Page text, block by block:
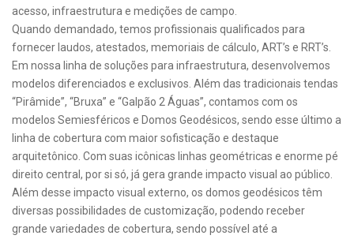
acesso, infraestrutura e medições de campo.
Quando demandado, temos profissionais qualificados para
fornecer laudos, atestados, memoriais de cálculo, ART’s e RRT’s.
Em nossa linha de soluções para infraestrutura, desenvolvemos
modelos diferenciados e exclusivos. Além das tradicionais tendas
“Pirâmide”, “Bruxa” e “Galpão 2 Águas”, contamos com os
modelos Semiesféricos e Domos Geodésicos, sendo esse último a
linha de cobertura com maior sofisticação e destaque
arquitetônico. Com suas icônicas linhas geométricas e enorme pé
direito central, por si só, já gera grande impacto visual ao público.
Além desse impacto visual externo, os domos geodésicos têm
diversas possibilidades de customização, podendo receber
grande variedades de cobertura, sendo possível até a